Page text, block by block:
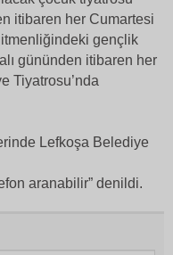
itibaren her Cumartesi
gençlik
gününden itibaren her
Tiyatrosu’nda
Lefkoşa Belediye
aranabilir” denildi.